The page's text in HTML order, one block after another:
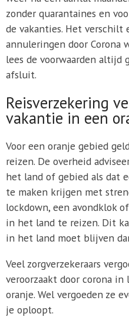
zonder quarantaines en
de vakanties. Het verschilt
annuleringen door Corona
lees de voorwaarden altijd
afsluit.
Reisverzekering
vakantie in een
Voor een oranje gebied
reizen. De overheid
het land of gebied als dat
te maken krijgen met
lockdown, een avondklok
in het land te reizen. Dit
in het land moet blijven
Veel zorgverzekeraars
veroorzaakt door corona
oranje. Wel vergoeden ze
je oploopt.